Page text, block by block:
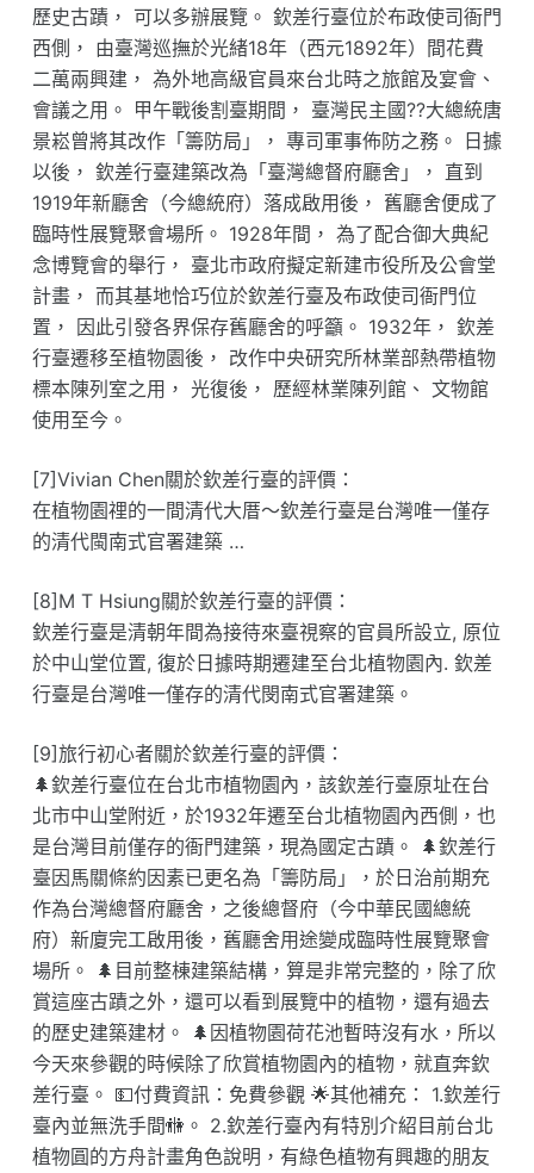
歷史古蹟， 可以多辦展覽。 欽差行臺位於布政使司衙門
西側， 由臺灣巡撫於光緒18年（西元1892年）間花費
二萬兩興建， 為外地高級官員來台北時之旅館及宴會、
會議之用。 甲午戰後割臺期間， 臺灣民主國??大總統唐
景崧曾將其改作「籌防局」， 專司軍事佈防之務。 日據
以後， 欽差行臺建築改為「臺灣總督府廳舍」， 直到
1919年新廳舍（今總統府）落成啟用後， 舊廳舍便成了
臨時性展覽聚會場所。 1928年間， 為了配合御大典紀
念博覽會的舉行， 臺北市政府擬定新建市役所及公會堂
計畫， 而其基地恰巧位於欽差行臺及布政使司衙門位
置， 因此引發各界保存舊廳舍的呼籲。 1932年， 欽差
行臺遷移至植物園後， 改作中央研究所林業部熱帶植物
標本陳列室之用， 光復後， 歷經林業陳列館、 文物館
使用至今。
[7]Vivian Chen關於欽差行臺的評價：
在植物園𥚃的一間清代大厝～欽差行臺是台灣唯一僅存
的清代閩南式官署建築 …
[8]M T Hsiung關於欽差行臺的評價：
欽差行臺是清朝年間為接待來臺視察的官員所設立, 原位
於中山堂位置, 復於日據時期遷建至台北植物園內. 欽差
行臺是台灣唯一僅存的清代閔南式官署建築。
[9]旅行初心者關於欽差行臺的評價：
🌲欽差行臺位在台北市植物園內，該欽差行臺原址在台
北市中山堂附近，於1932年遷至台北植物園內西側，也
是台灣目前僅存的衙門建築，現為國定古蹟。 🌲欽差行
臺因馬關條約因素已更名為「籌防局」，於日治前期充
作為台灣總督府廳舍，之後總督府（今中華民國總統
府）新廈完工啟用後，舊廳舍用途變成臨時性展覽聚會
場所。 🌲目前整棟建築結構，算是非常完整的，除了欣
賞這座古蹟之外，還可以看到展覽中的植物，還有過去
的歷史建築建材。 🌲因植物園荷花池暫時沒有水，所以
今天來參觀的時候除了欣賞植物園內的植物，就直奔欽
差行臺。 💵付費資訊：免費參觀 🌟其他補充： 1.欽差行
臺內並無洗手間🚻。 2.欽差行臺內有特別介紹目前台北
植物圓的方舟計畫角色說明，有綠色植物有興趣的朋友